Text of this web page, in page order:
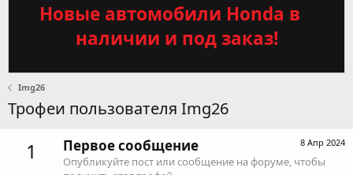
Новые автомобили Honda в
наличии и под заказ!
Img26
Трофеи пользователя Img26
1 8 Апр 2024
Первое сообщение
Опубликуйте пост или сообщение на форуме, чтобы